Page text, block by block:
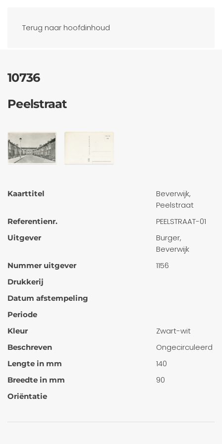
Terug naar hoofdinhoud
Ansichtkaarten
10736
Peelstraat
Kaarttitel
Beverwijk,
Peelstraat
Referentienr. PEELSTRAAT-01
Uitgever
Burger,
Beverwijk
Nummer uitgever 1156
Drukkerij
Datum afstempeling
Periode
Kleur
Zwart-wit
Beschreven Ongecirculeerd
Lengte in mm 140
Breedte in mm 90
Oriëntatie